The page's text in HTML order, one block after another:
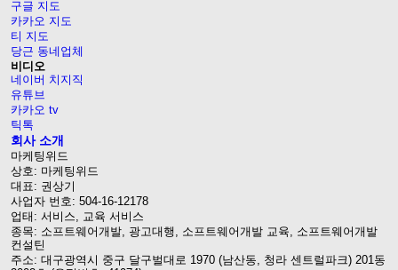
구글 지도
카카오 지도
티 지도
당근 동네업체
비디오
네이버 치지직
유튜브
카카오 tv
틱톡
회사 소개
마케팅위드
상호: 마케팅위드
대표: 권상기
사업자 번호: 504-16-12178
업태: 서비스, 교육 서비스
종목: 소프트웨어개발, 광고대행, 소프트웨어개발 교육, 소프트웨어개발
컨설틴
주소: 대구광역시 중구 달구벌대로 1970 (남산동, 청라 센트럴파크) 201동